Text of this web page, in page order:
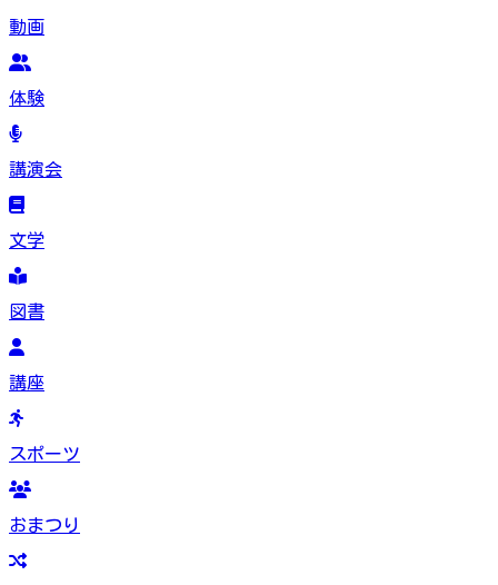
動画
体験
講演会
文学
図書
講座
スポーツ
おまつり